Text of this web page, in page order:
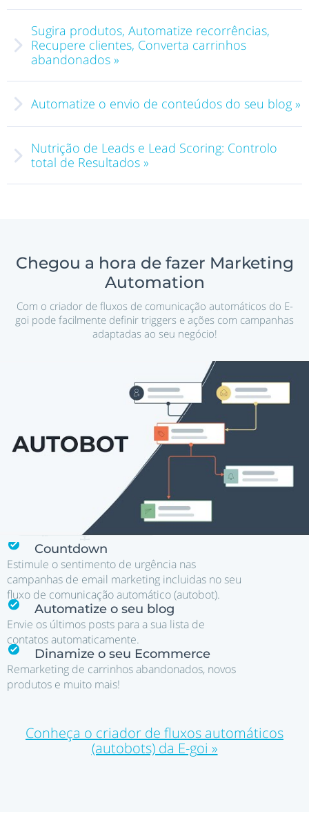
Sugira produtos, Automatize recorrências,
Recupere clientes, Converta carrinhos
abandonados »
Automatize o envio de conteúdos do seu blog »
Nutrição de Leads e Lead Scoring: Controlo
total de Resultados »
Chegou a hora de fazer Marketing
Automation
Com o criador de fluxos de comunicação automáticos do E-
goi pode facilmente definir triggers e ações com campanhas
adaptadas ao seu negócio!
Countdown
Estimule o sentimento de urgência nas
campanhas de email marketing incluidas no seu
fluxo de comunicação automático (autobot).
Automatize o seu blog
Envie os últimos posts para a sua lista de
contatos automaticamente.
Dinamize o seu Ecommerce
Remarketing de carrinhos abandonados, novos
produtos e muito mais!
Conheça o criador de fluxos automáticos
(autobots) da E-goi »